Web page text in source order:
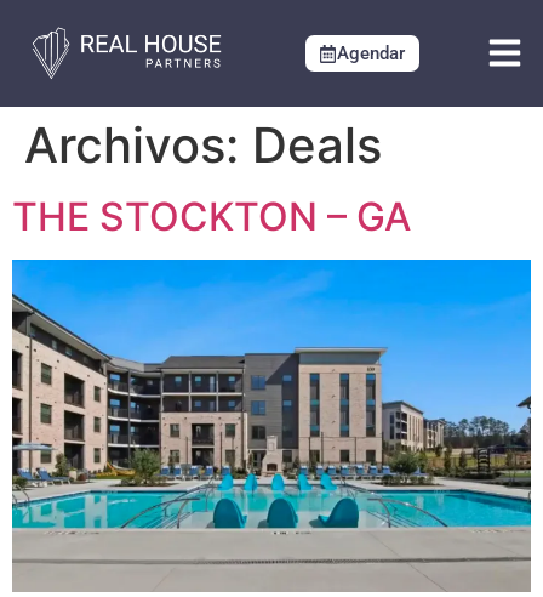
Agendar
Archivos: Deals
THE STOCKTON – GA